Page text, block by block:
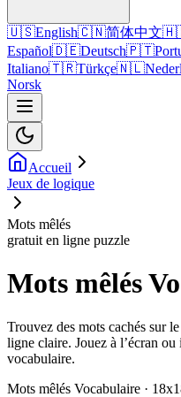
🇺🇸English🇨🇳简体中文
Español🇩🇪Deutsch🇵🇹
Italiano🇹🇷Türkçe🇳🇱
Norsk
Accueil
Jeux de logique
Mots mêlés
gratuit en ligne puzzle
Mots mêlés
Trouvez des mots cachés sur
ligne claire. Jouez à l’écran
vocabulaire.
Mots mêlés Vocabulaire ·